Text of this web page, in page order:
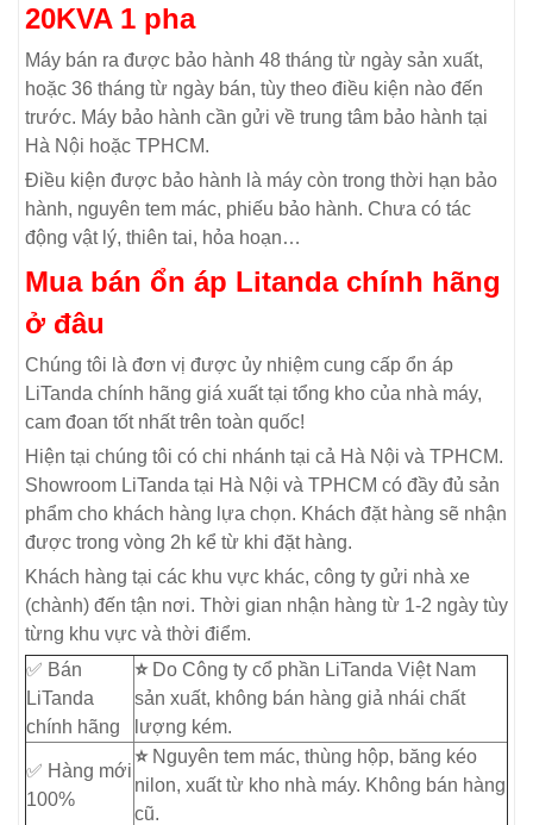
20KVA 1 pha
Máy bán ra được bảo hành 48 tháng từ ngày sản xuất,
hoặc 36 tháng từ ngày bán, tùy theo điều kiện nào đến
trước. Máy bảo hành cần gửi về trung tâm bảo hành tại
Hà Nội hoặc TPHCM.
Điều kiện được bảo hành là máy còn trong thời hạn bảo
hành, nguyên tem mác, phiếu bảo hành. Chưa có tác
động vật lý, thiên tai, hỏa hoạn…
Mua bán ổn áp Litanda chính hãng
ở đâu
Chúng tôi là đơn vị được ủy nhiệm cung cấp ổn áp
LiTanda chính hãng giá xuất tại tổng kho của nhà máy,
cam đoan tốt nhất trên toàn quốc!
Hiện tại chúng tôi có chi nhánh tại cả Hà Nội và TPHCM.
Showroom LiTanda tại Hà Nội và TPHCM có đầy đủ sản
phẩm cho khách hàng lựa chọn. Khách đặt hàng sẽ nhận
được trong vòng 2h kể từ khi đặt hàng.
Khách hàng tại các khu vực khác, công ty gửi nhà xe
(chành) đến tận nơi. Thời gian nhận hàng từ 1-2 ngày tùy
từng khu vực và thời điểm.
✅ Bán
LiTanda
chính hãng
⭐ Do Công ty cổ phần LiTanda Việt Nam
sản xuất, không bán hàng giả nhái chất
lượng kém.
✅ Hàng mới
100%
⭐ Nguyên tem mác, thùng hộp, băng kéo
nilon, xuất từ kho nhà máy. Không bán hàng
cũ.